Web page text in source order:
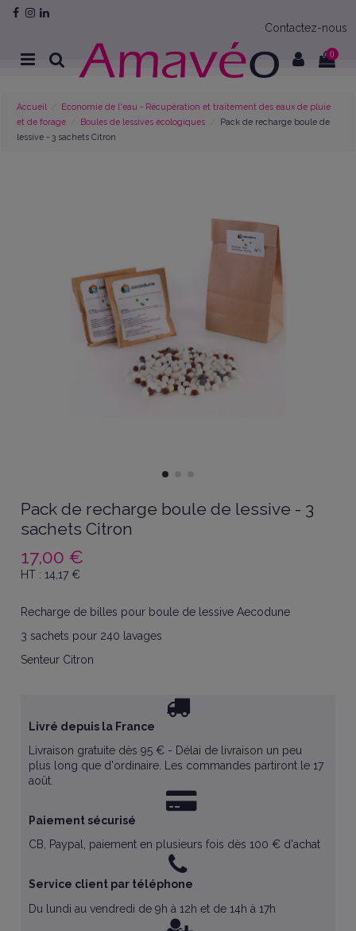
Contactez-nous
0
Accueil
Economie de l'eau - Récupération et traitement des eaux de pluie
et de forage
Boules de lessives écologiques
Pack de recharge boule de
lessive - 3 sachets Citron
Pack de recharge boule de lessive - 3
sachets Citron
17,00 €
HT : 14,17€
Recharge de billes pour boule de lessive Aecodune
3 sachets pour 240 lavages
Senteur Citron
Livré depuis la France
Livraison gratuite dès 95 € - Délai de livraison un peu
plus long que d'ordinaire. Les commandes partiront le 17
août.
Paiement sécurisé
CB, Paypal, paiement en plusieurs fois dès 100 € d'achat
Service client par téléphone
Du lundi au vendredi de 9h à 12h et de 14h à 17h